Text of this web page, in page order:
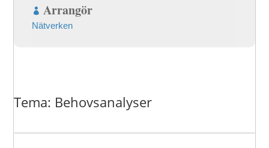
Arrangör
Nätverken
Tema: Behovsanalyser